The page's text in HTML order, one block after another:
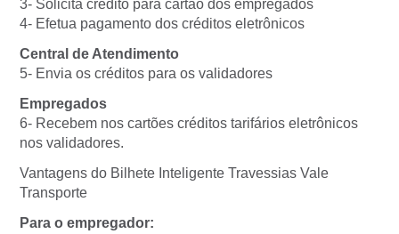
3- Solicita crédito para cartão dos empregados
4- Efetua pagamento dos créditos eletrônicos
Central de Atendimento
5- Envia os créditos para os validadores
Empregados
6- Recebem nos cartões créditos tarifários eletrônicos
nos validadores.
Vantagens do Bilhete Inteligente Travessias Vale
Transporte
Para o empregador: